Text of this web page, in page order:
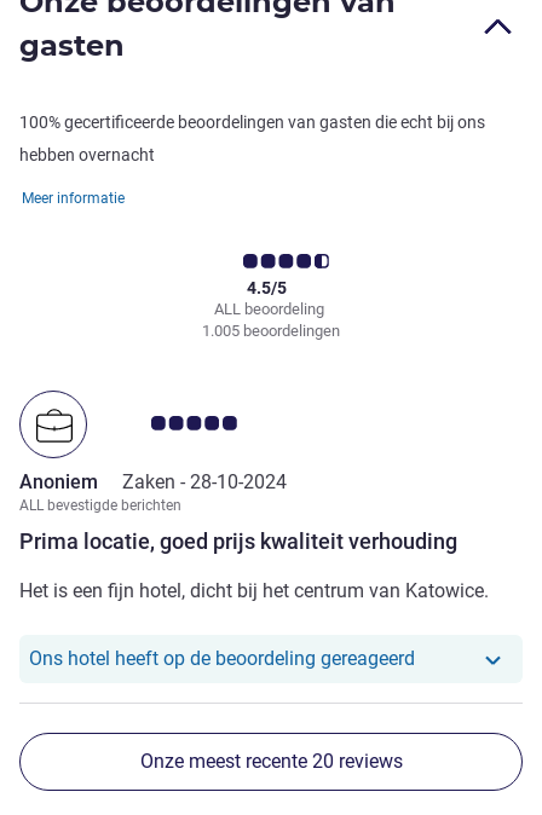
gasten
100% gecertificeerde beoordelingen van gasten die echt bij ons
hebben overnacht
Meer informatie
ALL beoordeling
4.5/5
1.005 beoordelingen
Prima locatie, goed prijs kwaliteit verhouding
Avis-klantbeoordeling 5.0/5
Anoniem Zaken - 28-10-2024
ALL bevestigde berichten
Het is een fijn hotel, dicht bij het centrum van Katowice.
Ons hotel heeft op de beoordeling gereageerd Ons hotel
Onze meest recente 20 reviews